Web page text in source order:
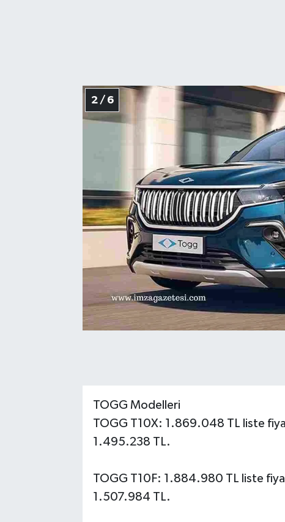
2 / 6
TOGG Modelleri
TOGG T10X: 1.869.048 TL liste
1.495.238 TL.
TOGG T10F: 1.884.980 TL liste
1.507.984 TL.